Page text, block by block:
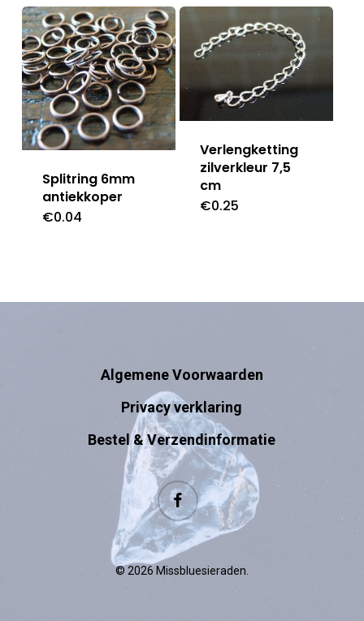
Splitring 6mm
antiekkoper
€0.04
Verlengketting
zilverkleur 7,5
cm
€0.25
Algemene Voorwaarden
Privacy verklaring
Bestel & Verzendinformatie
facebook
© 2026 Missbluesieraden.